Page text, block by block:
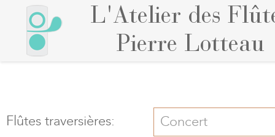
L'Atelier des
Pierre Lotteau
Flûtes traversières: Concert